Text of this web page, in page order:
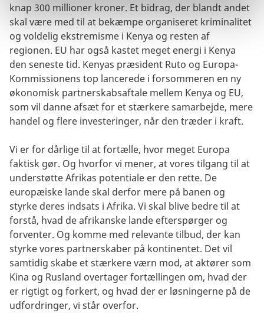
knap 300 millioner kroner. Et bidrag, der blandt andet
skal være med til at bekæmpe organiseret kriminalitet
og voldelig ekstremisme i Kenya og resten af
regionen. EU har også kastet meget energi i Kenya
den seneste tid. Kenyas præsident Ruto og Europa-
Kommissionens top lancerede i forsommeren en ny
økonomisk partnerskabsaftale mellem Kenya og EU,
som vil danne afsæt for et stærkere samarbejde, mere
handel og flere investeringer, når den træder i kraft.
Vi er for dårlige til at fortælle, hvor meget Europa
faktisk gør. Og hvorfor vi mener, at vores tilgang til at
understøtte Afrikas potentiale er den rette. De
europæiske lande skal derfor mere på banen og
styrke deres indsats i Afrika. Vi skal blive bedre til at
forstå, hvad de afrikanske lande efterspørger og
forventer. Og komme med relevante tilbud, der kan
styrke vores partnerskaber på kontinentet. Det vil
samtidig skabe et stærkere værn mod, at aktører som
Kina og Rusland overtager fortællingen om, hvad der
er rigtigt og forkert, og hvad der er løsningerne på de
udfordringer, vi står overfor.